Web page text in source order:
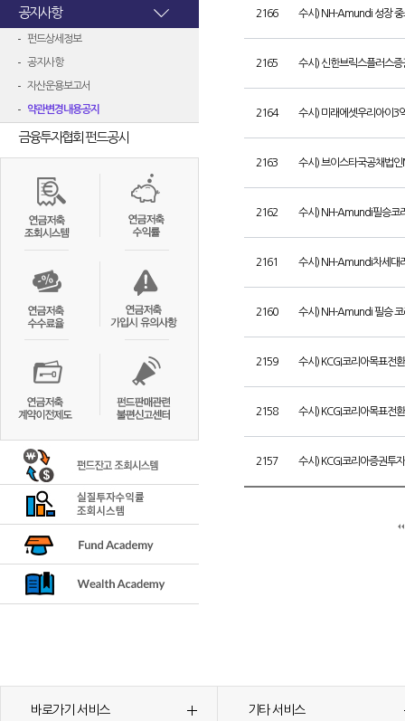
공지사항
펀드상세정보
공지사항
자산운용보고서
약관변경내용공지
금융투자협회 펀드공시
2166 수시) NH-Amundi 성장
2165 수시) 신한브릭스플러스
2164 수시) 미래에셋우리아이3
2163 수시) 브이스타국공채법
2162 수시) NH-Amundi필승코
2161 수시) NH-Amundi차세대
2160 수시) NH-Amundi 필승
2159 수시) KCGI코리아목표전
2158 수시) KCGI코리아목표전
2157 수시) KCGI코리아증권투
바로가기 서비스 기타 서비스